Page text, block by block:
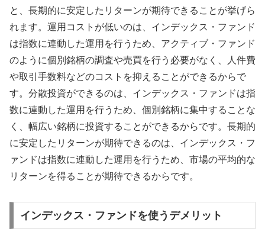
と、長期的に安定したリターンが期待できることが挙げら
れます。運用コストが低いのは、インデックス・ファンド
は指数に連動した運用を行うため、アクティブ・ファンド
のように個別銘柄の調査や売買を行う必要がなく、人件費
や取引手数料などのコストを抑えることができるからで
す。分散投資ができるのは、インデックス・ファンドは指
数に連動した運用を行うため、個別銘柄に集中することな
く、幅広い銘柄に投資することができるからです。長期的
に安定したリターンが期待できるのは、インデックス・フ
ァンドは指数に連動した運用を行うため、市場の平均的な
リターンを得ることが期待できるからです。
インデックス・ファンドを使うデメリット